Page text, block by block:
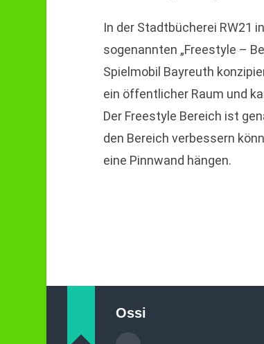
In der Stadtbücherei RW21
sogenannten „Freestyle –
Spielmobil Bayreuth
ein öffentlicher Raum und
Der Freestyle Bereich ist
den Bereich verbessern
eine Pinnwand hängen.
Ossi